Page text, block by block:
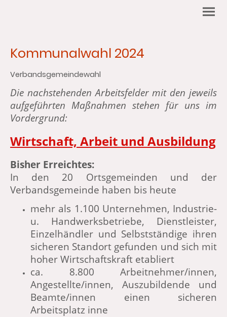
Kommunalwahl 2024
Verbandsgemeindewahl
Die nachstehenden Arbeitsfelder mit den jeweils
aufgeführten Maßnahmen stehen für uns im
Vordergrund:
Wirtschaft, Arbeit und Ausbildung
Bisher Erreichtes:
In den 20 Ortsgemeinden und der
Verbandsgemeinde haben bis heute
mehr als 1.100 Unternehmen, Industrie-
u. Handwerksbetriebe, Dienstleister,
Einzelhändler und Selbstständige ihren
sicheren Standort gefunden und sich mit
hoher Wirtschaftskraft etabliert
ca. 8.800 Arbeitnehmer/innen,
Angestellte/innen, Auszubildende und
Beamte/innen einen sicheren
Arbeitsplatz inne